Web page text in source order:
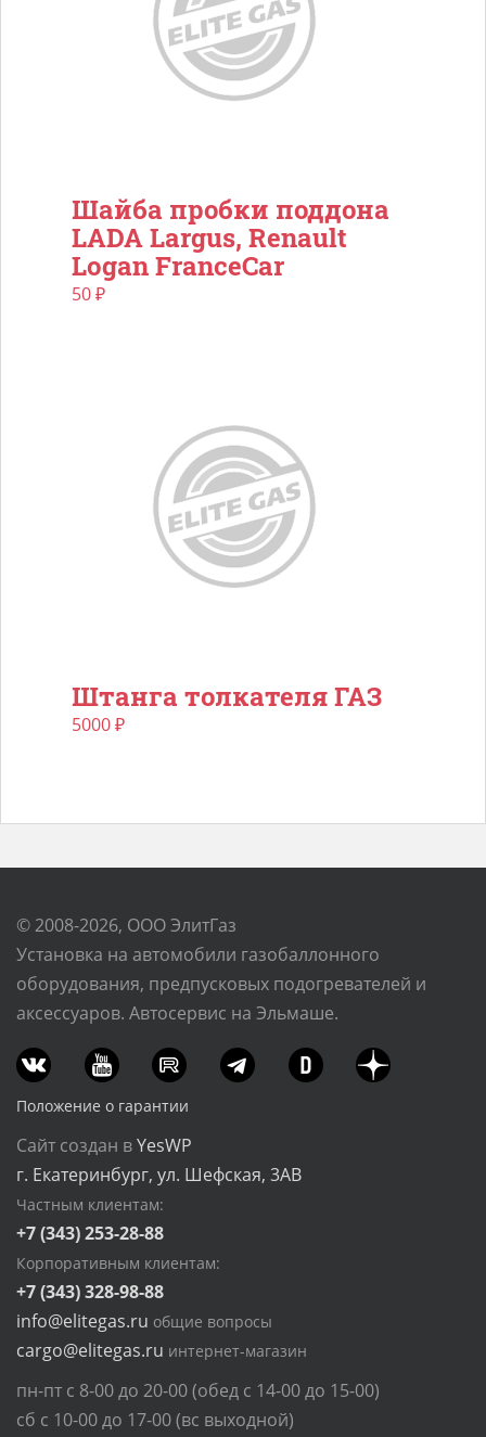
Шайба пробки поддона
LADA Largus, Renault
Logan FranceCar
50₽
Штанга толкателя ГАЗ
5000₽
© 2008-2026, ООО ЭлитГаз
Установка на автомобили газобаллонного
оборудования, предпусковых подогревателей и
аксессуаров. Автосервис на Эльмаше.
Положение о гарантии
Сайт создан вYesWP
г. Екатеринбург, ул. Шефская, 3АВ
Частным клиентам:
+7 (343) 253-28-88
Корпоративным клиентам:
+7 (343) 328-98-88
info@elitegas.ru общие вопросы
cargo@elitegas.ru интернет-магазин
пн-пт с 8-00 до 20-00 (обед с 14-00 до 15-00)
сб с 10-00 до 17-00 (вс выходной)